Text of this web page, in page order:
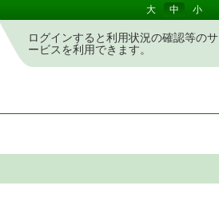
大 中 小
ログインすると利用状況の確認等のサ
ービスを利用できます。